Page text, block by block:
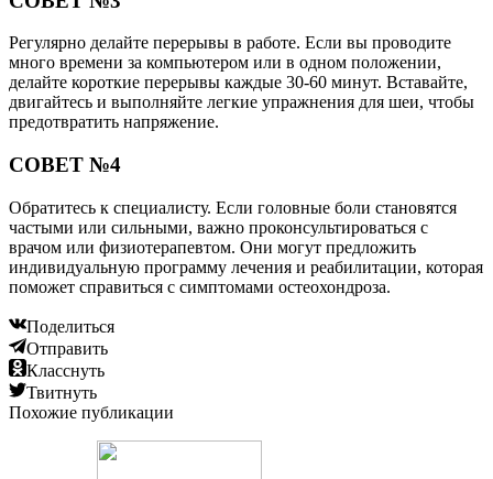
Регулярно делайте перерывы в работе. Если вы проводите
много времени за компьютером или в одном положении,
делайте короткие перерывы каждые 30-60 минут. Вставайте,
двигайтесь и выполняйте легкие упражнения для шеи, чтобы
предотвратить напряжение.
СОВЕТ №4
Обратитесь к специалисту. Если головные боли становятся
частыми или сильными, важно проконсультироваться с
врачом или физиотерапевтом. Они могут предложить
индивидуальную программу лечения и реабилитации, которая
поможет справиться с симптомами остеохондроза.
Поделиться
Отправить
Класснуть
Твитнуть
Похожие публикации